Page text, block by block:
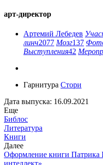
арт-директор
Артемий Лебедев
линч2077 Мозг137
Выступления42
Гарнитура Стори
Дата выпуска: 16.09.2021
Еще
Библос
Литература
Книги
Далее
Оформление книги Патрика
интеллект»